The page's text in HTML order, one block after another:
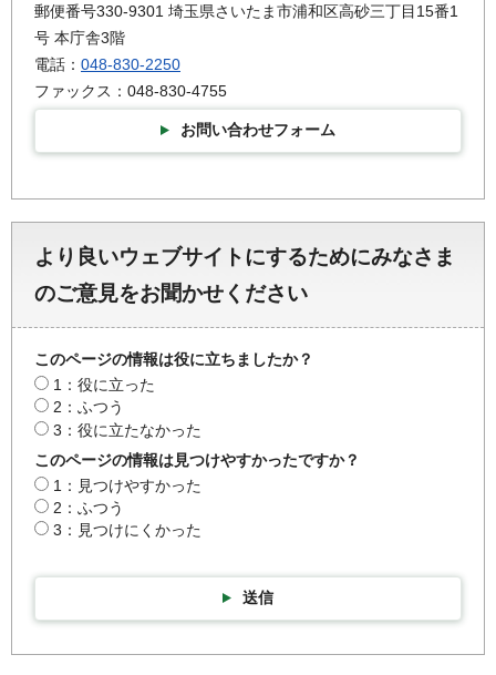
郵便番号330-9301 埼玉県さいたま市浦和区高砂三丁目15番1
号 本庁舎3階
電話： 048-830-2250
ファックス：048-830-4755
お問い合わせフォーム
より良いウェブサイトにするためにみなさま
のご意見をお聞かせください
このページの情報は役に立ちましたか？
1：役に立った
2：ふつう
3：役に立たなかった
このページの情報は見つけやすかったですか？
1：見つけやすかった
2：ふつう
3：見つけにくかった
送信